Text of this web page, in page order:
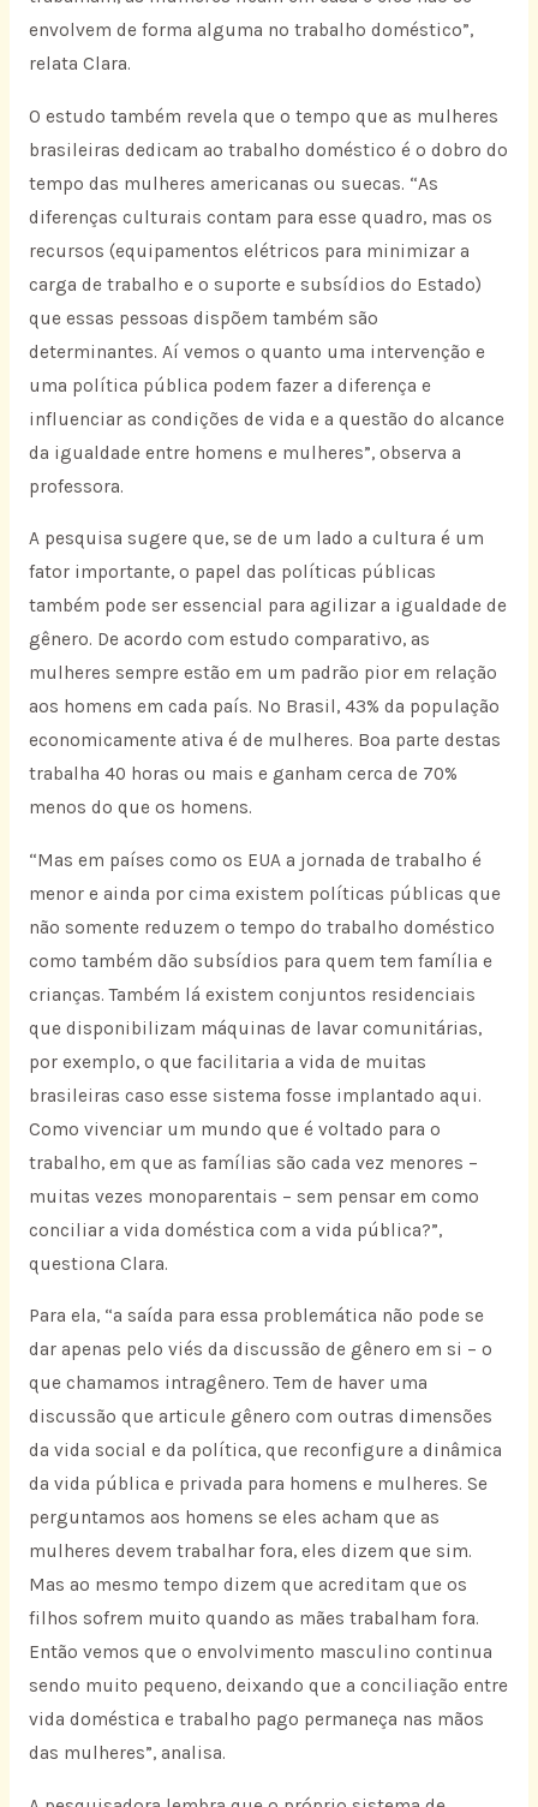
envolvem de forma alguma no trabalho doméstico”,
relata Clara.
O estudo também revela que o tempo que as mulheres
brasileiras dedicam ao trabalho doméstico é o dobro do
tempo das mulheres americanas ou suecas. “As
diferenças culturais contam para esse quadro, mas os
recursos (equipamentos elétricos para minimizar a
carga de trabalho e o suporte e subsídios do Estado)
que essas pessoas dispõem também são
determinantes. Aí vemos o quanto uma intervenção e
uma política pública podem fazer a diferença e
influenciar as condições de vida e a questão do alcance
da igualdade entre homens e mulheres”, observa a
professora.
A pesquisa sugere que, se de um lado a cultura é um
fator importante, o papel das políticas públicas
também pode ser essencial para agilizar a igualdade de
gênero. De acordo com estudo comparativo, as
mulheres sempre estão em um padrão pior em relação
aos homens em cada país. No Brasil, 43% da população
economicamente ativa é de mulheres. Boa parte destas
trabalha 40 horas ou mais e ganham cerca de 70%
menos do que os homens.
“Mas em países como os EUA a jornada de trabalho é
menor e ainda por cima existem políticas públicas que
não somente reduzem o tempo do trabalho doméstico
como também dão subsídios para quem tem família e
crianças. Também lá existem conjuntos residenciais
que disponibilizam máquinas de lavar comunitárias,
por exemplo, o que facilitaria a vida de muitas
brasileiras caso esse sistema fosse implantado aqui.
Como vivenciar um mundo que é voltado para o
trabalho, em que as famílias são cada vez menores –
muitas vezes monoparentais – sem pensar em como
conciliar a vida doméstica com a vida pública?”,
questiona Clara.
Para ela, “a saída para essa problemática não pode se
dar apenas pelo viés da discussão de gênero em si – o
que chamamos intragênero. Tem de haver uma
discussão que articule gênero com outras dimensões
da vida social e da política, que reconfigure a dinâmica
da vida pública e privada para homens e mulheres. Se
perguntamos aos homens se eles acham que as
mulheres devem trabalhar fora, eles dizem que sim.
Mas ao mesmo tempo dizem que acreditam que os
filhos sofrem muito quando as mães trabalham fora.
Então vemos que o envolvimento masculino continua
sendo muito pequeno, deixando que a conciliação entre
vida doméstica e trabalho pago permaneça nas mãos
das mulheres”, analisa.